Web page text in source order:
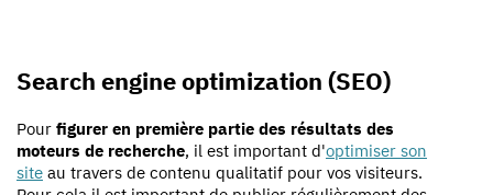
Search engine optimization (SEO)
Pour figurer en première partie des résultats des
moteurs de recherche, il est important d'optimiser son
site au travers de contenu qualitatif pour vos visiteurs.